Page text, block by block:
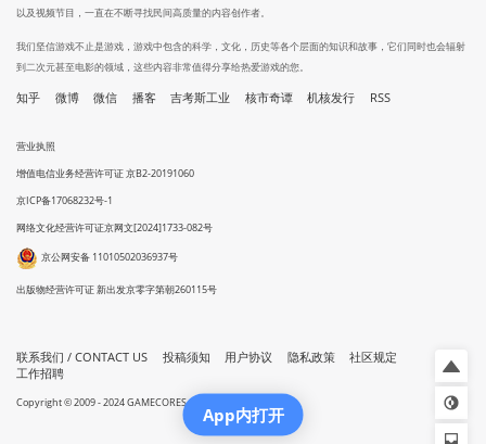
以及视频节目，一直在不断寻找民间高质量的内容创作者。
我们坚信游戏不止是游戏，游戏中包含的科学，文化，历史等各个层面的知识和故事，它们同时也会辐射
到二次元甚至电影的领域，这些内容非常值得分享给热爱游戏的您。
知乎 微博 微信 播客 吉考斯工业 核市奇谭 机核发行 RSS
营业执照
增值电信业务经营许可证 京B2-20191060
京ICP备17068232号-1
网络文化经营许可证京网文[2024]1733-082号
京公网安备 11010502036937号
出版物经营许可证 新出发京零字第朝260115号
联系我们 / CONTACT US 投稿须知 用户协议 隐私政策
社区规定
工作招聘
Copyright © 2009 - 2024 GAMECORES. All Rights Reserved
App内打开